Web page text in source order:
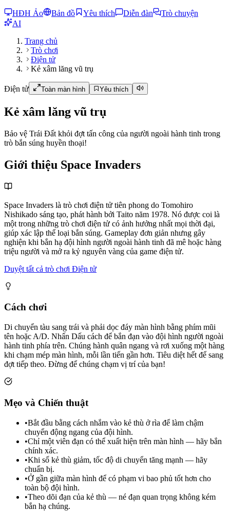
HĐH Ảo Bản đồ Yêu thích Diễn đàn
Trò chuyện
AI
Trang chủ
Trò chơi
Điện tử
Kẻ xâm lăng vũ trụ
Điện tử Toàn màn hình Yêu thích
Kẻ xâm lăng vũ trụ
Bảo vệ Trái Đất khỏi đợt tấn công của người ngoài hành tinh trong
trò bắn súng huyền thoại!
Giới thiệu Space Invaders
Space Invaders là trò chơi điện tử tiên phong do Tomohiro
Nishikado sáng tạo, phát hành bởi Taito năm 1978. Nó được coi là
một trong những trò chơi điện tử có ảnh hưởng nhất mọi thời đại,
giúp xác lập thể loại bắn súng. Gameplay đơn giản nhưng gây
nghiện khi bắn hạ đội hình người ngoài hành tinh đã mê hoặc hàng
triệu người và mở ra kỷ nguyên vàng của game điện tử.
Duyệt tất cả trò chơi Điện tử
Cách chơi
Di chuyển tàu sang trái và phải dọc đáy màn hình bằng phím mũi
tên hoặc A/D. Nhấn Dấu cách để bắn đạn vào đội hình người ngoài
hành tinh phía trên. Chúng hành quân ngang và rơi xuống một hàng
khi chạm mép màn hình, mỗi lần tiến gần hơn. Tiêu diệt hết để sang
đợt tiếp theo. Đừng để chúng chạm vị trí của bạn!
Mẹo và Chiến thuật
•Bắt đầu bằng cách nhắm vào kẻ thù ở rìa để làm chậm
chuyển động ngang của đội hình.
•Chỉ một viên đạn có thể xuất hiện trên màn hình — hãy bắn
chính xác.
•Khi số kẻ thù giảm, tốc độ di chuyển tăng mạnh — hãy
chuẩn bị.
•Ở gần giữa màn hình để có phạm vi bao phủ tốt hơn cho
toàn bộ đội hình.
•Theo dõi đạn của kẻ thù — né đạn quan trọng không kém
bắn hạ chúng.